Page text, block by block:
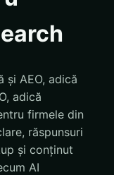
și AEO, adică
adică
firmele din
răspunsuri
și conținut
AI